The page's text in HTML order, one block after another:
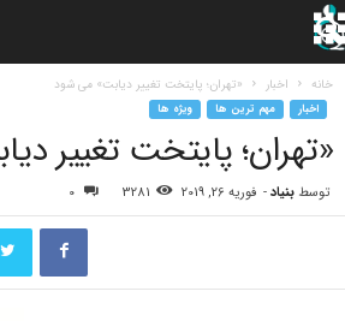
خانه اخبار «تهران؛ پایتخت تغییر دیابت» می شود
اخبار مهم ترین ها ویژه ها
«تهران؛ پایتخت تغییر
توسط بنیاد- فوریه 26, 2019 3281
0